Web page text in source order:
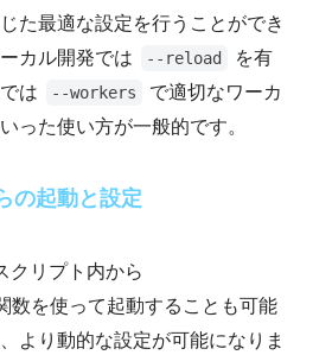
た最適な設定を行うことができ
カル開発では
--reload
を有
は
--workers
で適切なワーカ
った使い方が一般的です。
の起動と設定
クリプト内から
数を使って起動することも可能
より動的な設定が可能になりま